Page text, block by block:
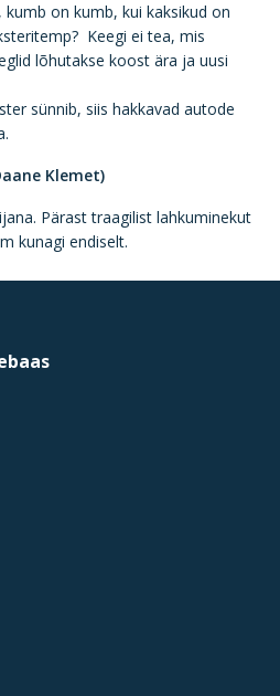
on kumb, kui kaksikud on
Keegi ei tea, mis
lõhutakse koost ära ja uusi
sünnib, siis hakkavad autode
Klemet)
Pärast traagilist lahkuminekut
kunagi endiselt.